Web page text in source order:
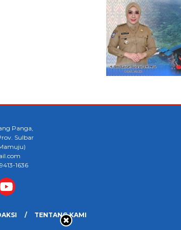
Panga,
Sulbar
1636
TENTANG KAMI